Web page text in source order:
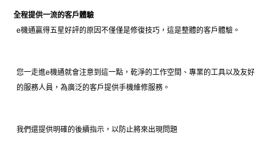
全程提供一流的客戶體驗
e機通贏得五星好評的原因不僅僅是修復技巧，這是整體的客戶體驗。
您一走進e機通就會注意到這一點，乾淨的工作空間、專業的工具以及友好
的服務人員，為廣泛的客戶提供手機維修服務。
我們還提供明確的後續指示，以防止將來出現問題